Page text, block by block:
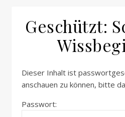
Geschützt:
Dieser Inhalt ist
anschauen zu können, bitte
Passwort: